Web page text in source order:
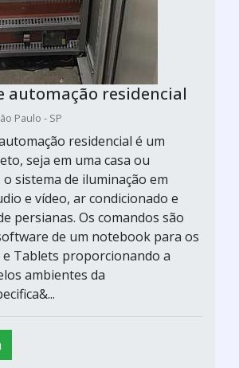
automação residencial
Paulo - SP
residencial é um
seja em uma casa ou
sistema de iluminação em
e vídeo, ar condicionado e
persianas. Os comandos são
de um notebook para os
Tablets proporcionando a
ambientes da